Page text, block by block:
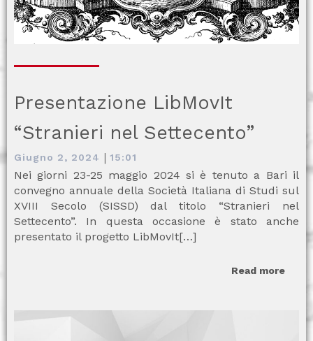
Presentazione LibMovIt
“Stranieri nel Settecento”
Giugno 2, 2024 | 15:01
Nei giorni 23-25 maggio 2024 si è tenuto a Bari il
convegno annuale della Società Italiana di Studi sul
XVIII Secolo (SISSD) dal titolo “Stranieri nel
Settecento”. In questa occasione è stato anche
presentato il progetto LibMovIt[…]
Read more